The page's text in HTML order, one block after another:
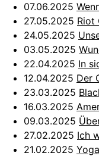
07.06.2025
27.05.2025 Riot
24.05.2025
03.05.2025
22.04.2025 In
12.04.2025 Der
23.03.2025
16.03.2025
09.03.2025
27.02.2025 Ich
21.02.2025